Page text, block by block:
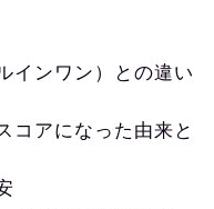
インワン）との違い
コアになった由来と